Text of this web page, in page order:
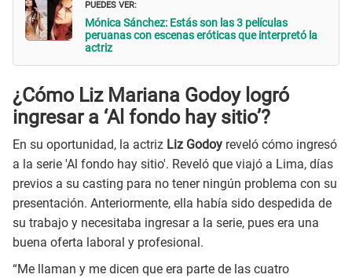
PUEDES VER:
Mónica Sánchez: Estás son las 3 películas
peruanas con escenas eróticas que interpretó la
actriz
¿Cómo Liz Mariana Godoy logró
ingresar a ‘Al fondo hay sitio’?
En su oportunidad, la actriz Liz Godoy reveló cómo ingresó
a la serie 'Al fondo hay sitio'. Reveló que viajó a Lima, días
previos a su casting para no tener ningún problema con su
presentación. Anteriormente, ella había sido despedida de
su trabajo y necesitaba ingresar a la serie, pues era una
buena oferta laboral y profesional.
“Me llaman y me dicen que era parte de las cuatro